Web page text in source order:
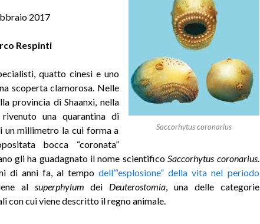
Saccorhytus coronarius
2017
Respinti
quatto cinesi e uno
scoperta clamorosa. Nelle
provincia di Shaanxi, nella
una quarantina di
un millimetro la cui forma a
bocca “coronata”
gli ha guadagnato il nome scientifico Saccorhytus coronarius.
di anni fa, al tempodell’“esplosione” della vita nel periodo
al superphylum dei Deuterostomia , una delle categorie
con cui viene descritto il regno animale.